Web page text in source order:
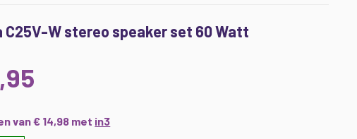
C25V-W stereo speaker set 60 Watt
van € 14,98 met in3